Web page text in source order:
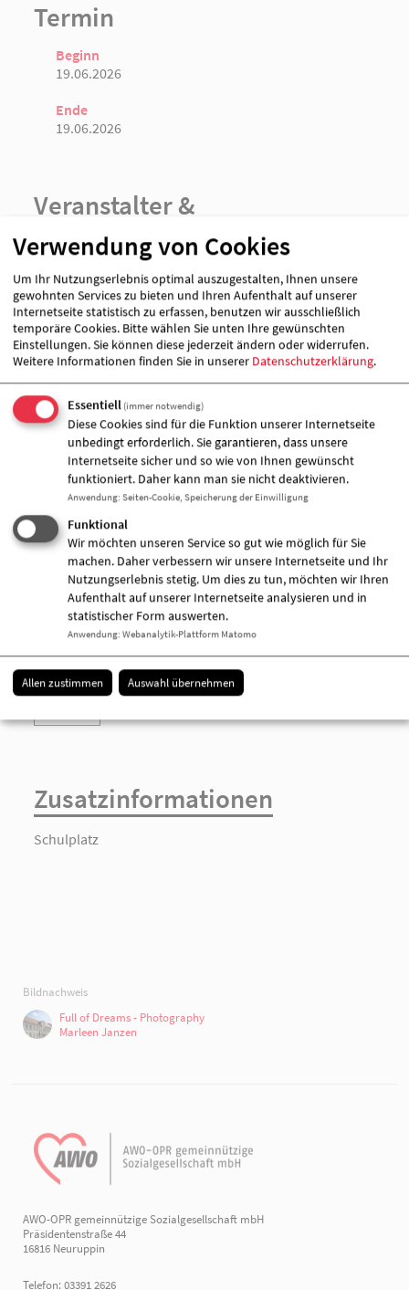
Termin
Beginn
19.06.2026
Ende
19.06.2026
Veranstalter &
Veranstaltungort
AWO-Kontakt- und Beratungsstelle /
Teilhabezentrum "Zum Treppchen"
Präsidentenstraße 44
16816 Neuruppin
03391 651905
03391 651904
www.awo-opr.de
Zusatzinformationen
Schulplatz
Bildnachweis
Full of Dreams - Photography
Marleen Janzen
AWO-OPR gemeinnützige Sozialgesellschaft mbH
Präsidentenstraße 44
16816 Neuruppin
Telefon: 03391 2626
Verwendung von Cookies
Um Ihr Nutzungserlebnis optimal auszugestalten, Ihnen unsere
gewohnten Services zu bieten und Ihren Aufenthalt auf unserer
Internetseite statistisch zu erfassen, benutzen wir ausschließlich
temporäre Cookies. Bitte wählen Sie unten Ihre gewünschten
Einstellungen. Sie können diese jederzeit ändern oder widerrufen.
Weitere Informationen finden Sie in unserer Datenschutzerklärung.
Essentiell (immer notwendig)
Diese Cookies sind für die Funktion unserer Internetseite
unbedingt erforderlich. Sie garantieren, dass unsere
Internetseite sicher und so wie von Ihnen gewünscht
funktioniert. Daher kann man sie nicht deaktivieren.
Anwendung: Seiten-Cookie, Speicherung der Einwilligung
Funktional
Wir möchten unseren Service so gut wie möglich für Sie
machen. Daher verbessern wir unsere Internetseite und Ihr
Nutzungserlebnis stetig. Um dies zu tun, möchten wir Ihren
Aufenthalt auf unserer Internetseite analysieren und in
statistischer Form auswerten.
Anwendung: Webanalytik-Plattform Matomo
Allen zustimmen Auswahl übernehmen